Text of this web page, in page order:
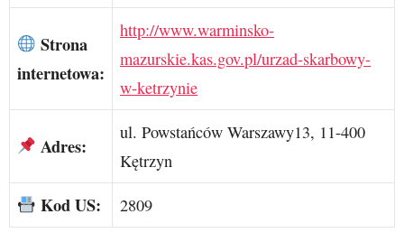
Strona
internetowa:
http://www.warminsko-
mazurskie.kas.gov.pl/urzad-skarbowy-
w-ketrzynie
Adres:
ul. Powstańców Warszawy13, 11-400
Kętrzyn
Kod US: 2809